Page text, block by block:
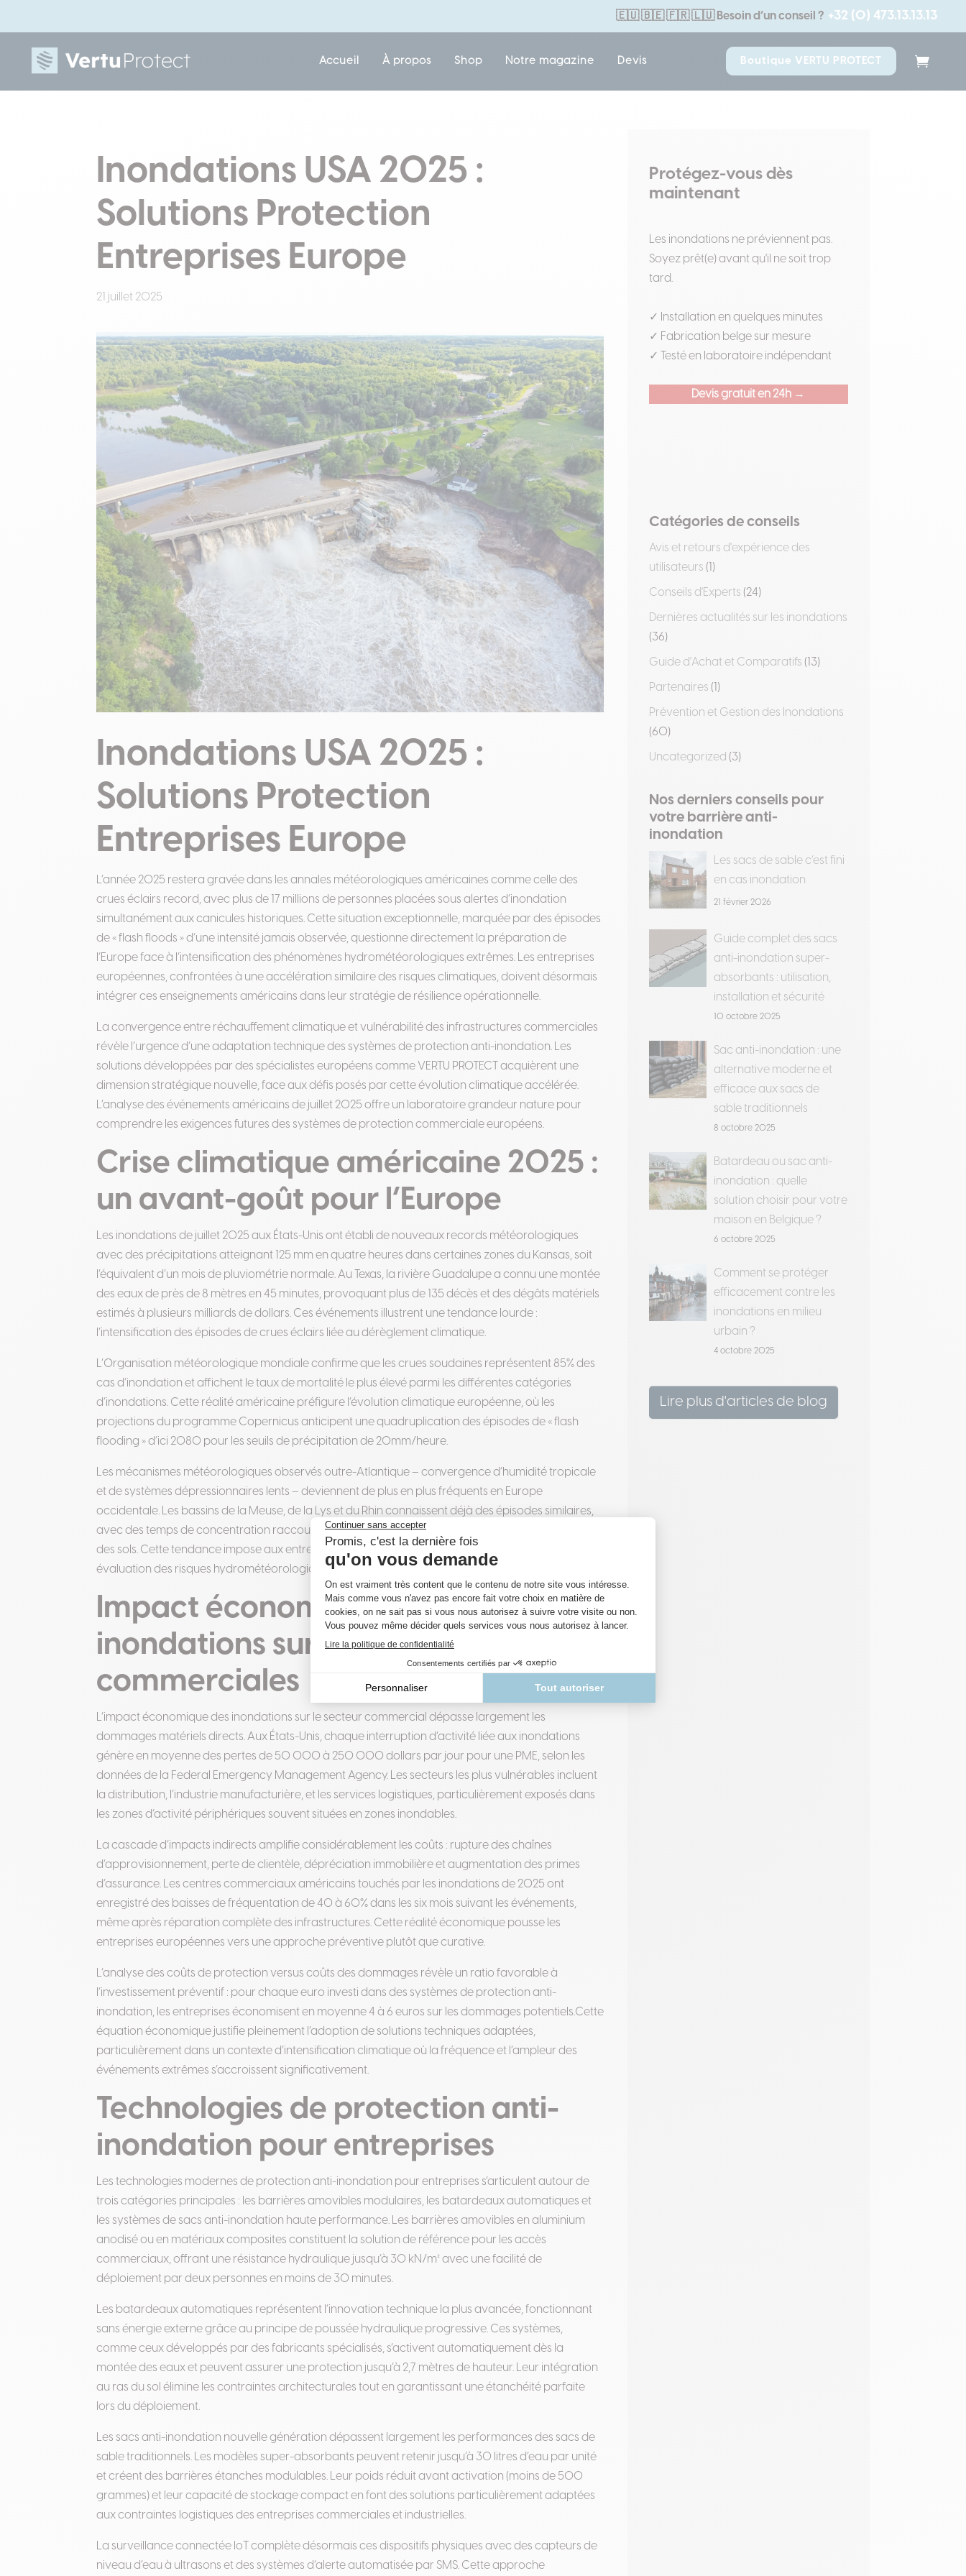
🇪🇺🇧🇪 🇫🇷 🇱🇺 Besoin d’un conseil ? +32 (0) 473.13.13.13
Accueil À propos Shop Notre magazine Devis Boutique VERTU PROTECT
Inondations USA 2025 :
Solutions Protection
Entreprises Europe
21 juillet 2025
Inondations USA 2025 :
Solutions Protection
Entreprises Europe
L’année 2025 restera gravée dans les annales météorologiques américaines comme celle des
crues éclairs record, avec plus de 17 millions de personnes placées sous alertes d’inondation
simultanément aux canicules historiques. Cette situation exceptionnelle, marquée par des épisodes
de « flash floods » d’une intensité jamais observée, questionne directement la préparation de
l’Europe face à l’intensification des phénomènes hydrométéorologiques extrêmes. Les entreprises
européennes, confrontées à une accélération similaire des risques climatiques, doivent désormais
intégrer ces enseignements américains dans leur stratégie de résilience opérationnelle.
La convergence entre réchauffement climatique et vulnérabilité des infrastructures commerciales
révèle l’urgence d’une adaptation technique des systèmes de protection anti-inondation. Les
solutions développées par des spécialistes européens comme VERTU PROTECT acquièrent une
dimension stratégique nouvelle, face aux défis posés par cette évolution climatique accélérée.
L’analyse des événements américains de juillet 2025 offre un laboratoire grandeur nature pour
comprendre les exigences futures des systèmes de protection commerciale européens.
Crise climatique américaine 2025 :
un avant-goût pour l’Europe
Les inondations de juillet 2025 aux États-Unis ont établi de nouveaux records météorologiques
avec des précipitations atteignant 125 mm en quatre heures dans certaines zones du Kansas, soit
l’équivalent d’un mois de pluviométrie normale.Au Texas, la rivière Guadalupe a connu une montée
des eaux de près de 8 mètres en 45 minutes, provoquant plus de 135 décès et des dégâts matériels
estimés à plusieurs milliards de dollars. Ces événements illustrent une tendance lourde :
l’intensification des épisodes de crues éclairs liée au dérèglement climatique.
L’Organisation météorologique mondiale confirme que les crues soudaines représentent 85% des
cas d’inondation et affichent le taux de mortalité le plus élevé parmi les différentes catégories
d’inondations. Cette réalité américaine préfigure l’évolution climatique européenne, où les
projections du programme Copernicus anticipent une quadruplication des épisodes de « flash
flooding » d’ici 2080 pour les seuils de précipitation de 20mm/heure.
Les mécanismes météorologiques observés outre-Atlantique – convergence d’humidité tropicale
et de systèmes dépressionnaires lents – deviennent de plus en plus fréquents en Europe
occidentale. Les bassins de la Meuse, de la Lys et du Rhin connaissent déjà des épisodes similaires,
avec des temps de concentration raccourcis par l’urbanisation croissante et l’imperméabilisation
des sols. Cette tendance impose aux entreprises européennes une révision complète de leur
évaluation des risques hydrométéorologiques.
Impact économique des
inondations sur les activités
commerciales
L’impact économique des inondations sur le secteur commercial dépasse largement les
dommages matériels directs. Aux États-Unis, chaque interruption d’activité liée aux inondations
génère en moyenne des pertes de 50 000 à 250 000 dollars par jour pour une PME, selon les
données de la Federal Emergency Management Agency. Les secteurs les plus vulnérables incluent
la distribution, l’industrie manufacturière, et les services logistiques, particulièrement exposés dans
les zones d’activité périphériques souvent situées en zones inondables.
La cascade d’impacts indirects amplifie considérablement les coûts : rupture des chaînes
d’approvisionnement, perte de clientèle, dépréciation immobilière et augmentation des primes
d’assurance. Les centres commerciaux américains touchés par les inondations de 2025 ont
enregistré des baisses de fréquentation de 40 à 60% dans les six mois suivant les événements,
même après réparation complète des infrastructures. Cette réalité économique pousse les
entreprises européennes vers une approche préventive plutôt que curative.
L’analyse des coûts de protection versus coûts des dommages révèle un ratio favorable à
l’investissement préventif : pour chaque euro investi dans des systèmes de protection anti-
inondation, les entreprises économisent en moyenne 4 à 6 euros sur les dommages potentiels.Cette
équation économique justifie pleinement l’adoption de solutions techniques adaptées,
particulièrement dans un contexte d’intensification climatique où la fréquence et l’ampleur des
événements extrêmes s’accroissent significativement.
Technologies de protection anti-
inondation pour entreprises
Les technologies modernes de protection anti-inondation pour entreprises s’articulent autour de
trois catégories principales : les barrières amovibles modulaires, les batardeaux automatiques et
les systèmes de sacs anti-inondation haute performance. Les barrières amovibles en aluminium
anodisé ou en matériaux composites constituent la solution de référence pour les accès
commerciaux, offrant une résistance hydraulique jusqu’à 30 kN/m² avec une facilité de
déploiement par deux personnes en moins de 30 minutes.
Les batardeaux automatiques représentent l’innovation technique la plus avancée, fonctionnant
sans énergie externe grâce au principe de poussée hydraulique progressive. Ces systèmes,
comme ceux développés par des fabricants spécialisés, s’activent automatiquement dès la
montée des eaux et peuvent assurer une protection jusqu’à 2,7 mètres de hauteur. Leur intégration
au ras du sol élimine les contraintes architecturales tout en garantissant une étanchéité parfaite
lors du déploiement.
Les sacs anti-inondation nouvelle génération dépassent largement les performances des sacs de
sable traditionnels. Les modèles super-absorbants peuvent retenir jusqu’à 30 litres d’eau par unité
et créent des barrières étanches modulables. Leur poids réduit avant activation (moins de 500
grammes) et leur capacité de stockage compact en font des solutions particulièrement adaptées
aux contraintes logistiques des entreprises commerciales et industrielles.
La surveillance connectée IoT complète désormais ces dispositifs physiques avec des capteurs de
niveau d’eau à ultrasons et des systèmes d’alerte automatisée par SMS. Cette approche
Protégez-vous dès
maintenant
Les inondations ne préviennent pas.
Soyez prêt(e) avant qu'il ne soit trop
tard.
✓ Installation en quelques minutes
✓ Fabrication belge sur mesure
✓ Testé en laboratoire indépendant
Devis gratuit en 24h →
Catégories de conseils
Avis et retours d'expérience des
utilisateurs (1)
Conseils d'Experts (24)
Dernières actualités sur les inondations
(36)
Guide d'Achat et Comparatifs (13)
Partenaires (1)
Prévention et Gestion des Inondations
(60)
Uncategorized (3)
Nos derniers conseils pour
votre barrière anti-
inondation
Les sacs de sable c’est fini
en cas inondation
21 février 2026
Guide complet des sacs
anti-inondation super-
absorbants : utilisation,
installation et sécurité
10 octobre 2025
Sac anti-inondation : une
alternative moderne et
efficace aux sacs de
sable traditionnels
8 octobre 2025
Batardeau ou sac anti-
inondation : quelle
solution choisir pour votre
maison en Belgique ?
6 octobre 2025
Comment se protéger
efficacement contre les
inondations en milieu
urbain ?
4 octobre 2025
Lire plus d'articles de blog